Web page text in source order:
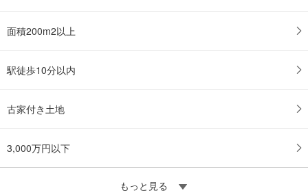
面積200m2以上
駅徒歩10分以内
古家付き土地
3,000万円以下
もっと見る